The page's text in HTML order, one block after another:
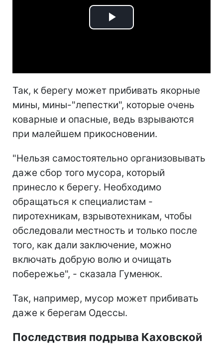
Play
Так, к берегу может прибивать якорные
мины, мины-"лепестки", которые очень
коварные и опасные, ведь взрываются
при малейшем прикосновении.
"Нельзя самостоятельно организовывать
даже сбор того мусора, который
принесло к берегу. Необходимо
обращаться к специалистам -
пиротехникам, взрывотехникам, чтобы
обследовали местность и только после
того, как дали заключение, можно
включать добрую волю и очищать
побережье", - сказала Гуменюк.
Так, например, мусор может прибивать
даже к берегам Одессы.
Последствия подрыва Каховской